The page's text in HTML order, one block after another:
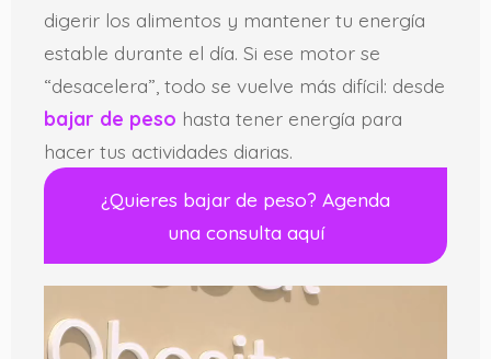
digerir los alimentos y mantener tu energía
estable durante el día. Si ese motor se
“desacelera”, todo se vuelve más difícil: desde
bajar de peso hasta tener energía para
hacer tus actividades diarias.
¿Quieres bajar de peso? Agenda
una consulta aquí